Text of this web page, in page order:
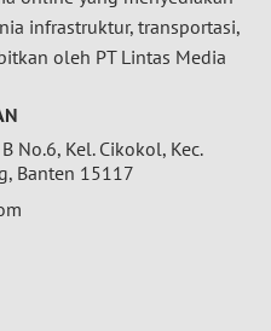
infrastruktur, transportasi,
oleh PT Lintas Media
No.6, Kel. Cikokol, Kec.
Banten 15117